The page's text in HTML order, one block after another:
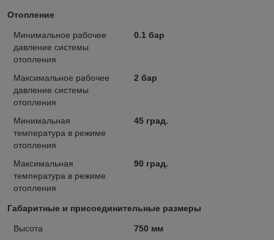
Отопление
Минимальное рабочее
давление системы
отопления
0.1 бар
Максимальное рабочее
давление системы
отопления
2 бар
Минимальная
температура в режиме
отопления
45 град.
Максимальная
температура в режиме
отопления
90 град.
Габаритные и присоединительные размеры
Высота
750 мм